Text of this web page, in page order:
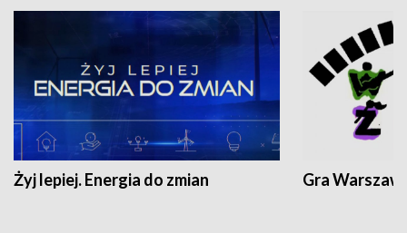
Żyj lepiej. Energia do zmian Gra